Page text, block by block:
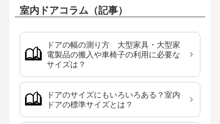
室内ドアコラム（記事）
ドアの幅の測り方 大型家具・大型家
電製品の搬入や車椅子の利用に必要な
サイズは？
ドアのサイズにもいろいろある？室内
ドアの標準サイズとは？